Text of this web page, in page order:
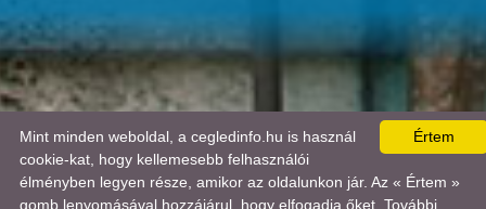
Értem
Mint minden weboldal, a cegledinfo.hu is használ
cookie-kat, hogy kellemesebb felhasználói
élményben legyen része, amikor az oldalunkon jár. Az « Értem »
gomb lenyomásával hozzájárul, hogy elfogadja őket. További